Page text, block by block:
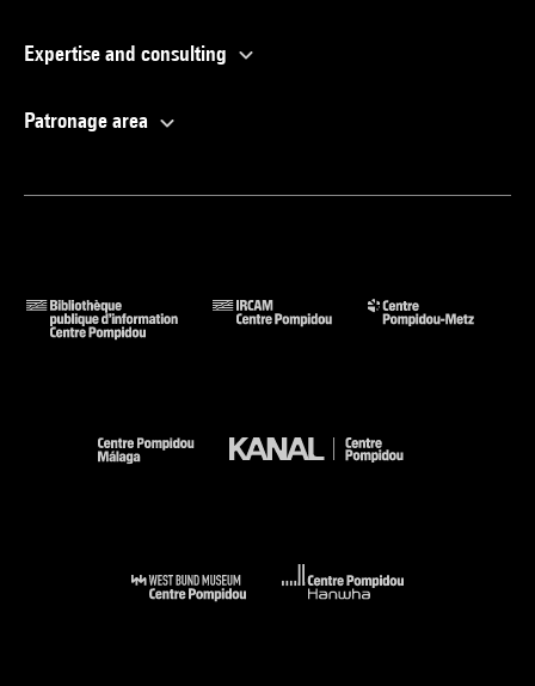
Expertise and consulting
Patronage area